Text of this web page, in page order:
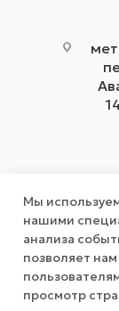
Мы
нашими
анализа
позволяет
просмотр